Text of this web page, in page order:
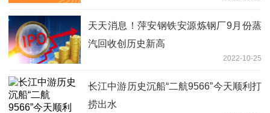
天天消息！萍安钢铁安源炼钢厂9月份蒸
汽回收创历史新高
2022-10-25
长江中游历史沉船“二航9566”今天顺利打
捞出水